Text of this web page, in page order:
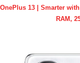
OnePlus 13 | Smarter
RAM,